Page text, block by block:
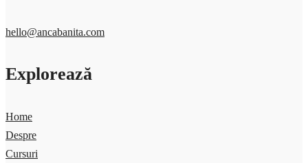
hello@ancabanita.com
Explorează
Home
Despre
Cursuri